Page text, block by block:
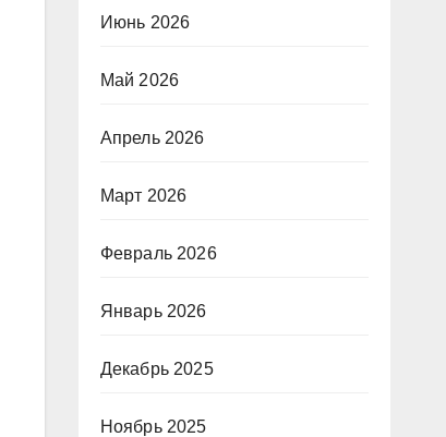
Июнь 2026
Май 2026
Апрель 2026
Март 2026
Февраль 2026
Январь 2026
Декабрь 2025
Ноябрь 2025